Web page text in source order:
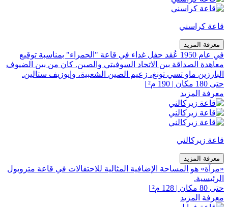
قاعة كراسني
معرفة المزيد
في عام 1950 عُقد حفل غداء في قاعة "الحمراء" بمناسبة توقيع
معاهدة الصداقة بين الاتحاد السوفيتي والصين. كان من بين الضيوف
البارزين ماو تسي تونغ، زعيم الصين الشعبية، وإيوزيف ستالين.
حتى 180 مكان
| 190 م²
|
معرفة المزيد
قاعة زيركالني
معرفة المزيد
«مرآة» هو المساحة الإضافية المثالية للاحتفالات في قاعة متروبول
الرئيسية.
حتى 80 مكان
| 128 م²
|
معرفة المزيد